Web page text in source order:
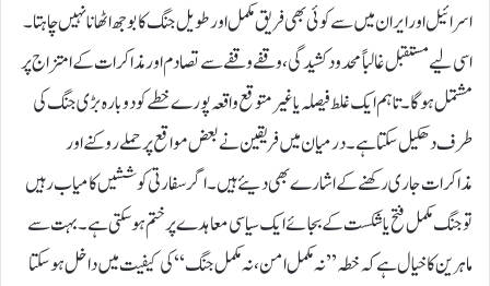
اسرائیل اور ایران میں سے کوئی بھی فریق مکمل اور طویل جنگ کا بوجھ اٹھانا نہیں چاہتا۔
اسی لیے مستقبل غالباً محدود کشیدگی، وقفے وقفے سے تصادم اور مذاکرات کے امتزاج پر
مشتمل ہوگا۔ تاہم ایک غلط فیصلہ یا غیر متوقع واقعہ پورے خطے کو دوبارہ بڑی جنگ کی
طرف دھکیل سکتا ہے۔درمیان میں فریقین نے بعض مواقع پر حملے روکنے اور
مذاکرات جاری رکھنے کے اشارے بھی دیئے ہیں۔ اگر سفارتی کوششیں کامیاب رہیں
تو جنگ مکمل فتح یا شکست کے بجائے ایک سیاسی معاہدے پر ختم ہو سکتی ہے۔ بہت سے
ماہرین کا خیال ہے کہ خطہ ’’نہ مکمل امن، نہ مکمل جنگ‘‘ کی کیفیت میں داخل ہو سکتا